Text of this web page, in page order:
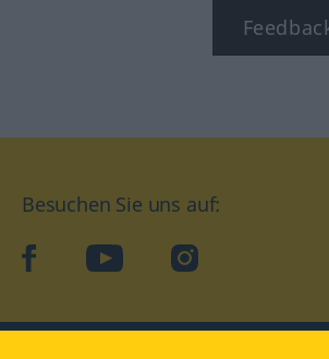
Besuchen Sie uns auf:
facebookYouTube Instagram